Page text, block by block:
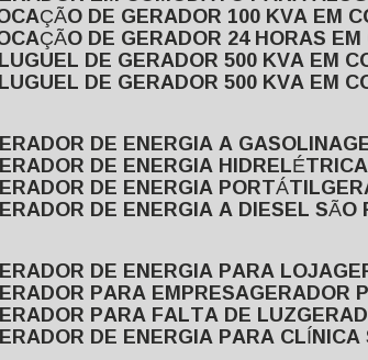
DE GERADOR 100 KVA EM
DE GERADOR 24 HORAS
DE GERADOR 500 KVA EM
DE GERADOR 500 KVA EM
GERADOR DE ENERGIA A GASOLINA
GERADOR DE ENERGIA HIDRELÉTRICA
GERADOR DE ENERGIA PORTÁTIL
GERADOR DE ENERGIA A DIESEL
GERADOR DE ENERGIA PARA LOJA
GERADOR PARA EMPRESA
GERADOR PARA FALTA DE LUZ
GERADOR DE ENERGIA PARA